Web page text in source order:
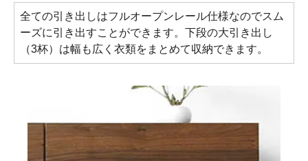
全ての引き出しはフルオープンレール仕様なのでスム
ーズに引き出すことができます。下段の大引き出し
（3杯）は幅も広く衣類をまとめて収納できます。